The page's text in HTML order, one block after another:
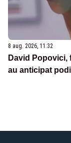
8 aug. 2026, 11:32
David Popovici,
au anticipat